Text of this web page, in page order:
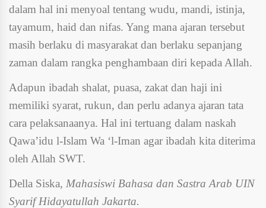
dalam hal ini menyoal tentang wudu, mandi, istinja,
tayamum, haid dan nifas. Yang mana ajaran tersebut
masih berlaku di masyarakat dan berlaku sepanjang
zaman dalam rangka penghambaan diri kepada Allah.
Adapun ibadah shalat, puasa, zakat dan haji ini
memiliki syarat, rukun, dan perlu adanya ajaran tata
cara pelaksanaanya. Hal ini tertuang dalam naskah
Qawa’idu l-Islam Wa ‘l-Iman agar ibadah kita diterima
oleh Allah SWT.
Della Siska, Mahasiswi Bahasa dan Sastra Arab UIN
Syarif Hidayatullah Jakarta.